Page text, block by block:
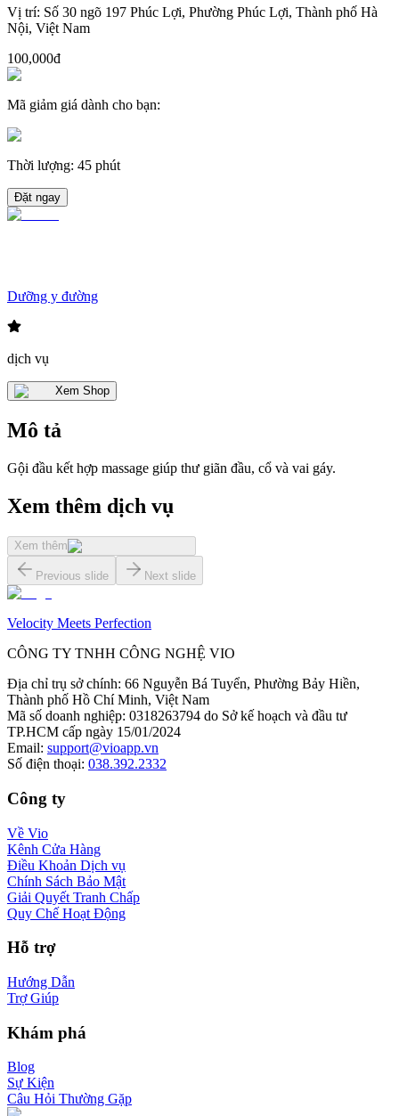
Vị trí: Số 30 ngõ 197 Phúc Lợi, Phường Phúc Lợi, Thành phố Hà
Nội, Việt Nam
100,000đ
Mã giảm giá dành cho bạn:
Thời lượng: 45 phút
Đặt ngay
Dưỡng y đường
dịch vụ
Xem Shop
Mô tả
Gội đầu kết hợp massage giúp thư giãn đầu, cổ và vai gáy.
Xem thêm dịch vụ
Xem thêm
Previous slide Next slide
Velocity Meets Perfection
CÔNG TY TNHH CÔNG NGHỆ VIO
Địa chỉ trụ sở chính: 66 Nguyễn Bá Tuyển, Phường Bảy Hiền,
Thành phố Hồ Chí Minh, Việt Nam
Mã số doanh nghiệp: 0318263794 do Sở kế hoạch và đầu tư
TP.HCM cấp ngày 15/01/2024
Email: support@vioapp.vn
Số điện thoại: 038.392.2332
Công ty
Về Vio
Kênh Cửa Hàng
Điều Khoản Dịch vụ
Chính Sách Bảo Mật
Giải Quyết Tranh Chấp
Quy Chế Hoạt Động
Hỗ trợ
Hướng Dẫn
Trợ Giúp
Khám phá
Blog
Sự Kiện
Câu Hỏi Thường Gặp